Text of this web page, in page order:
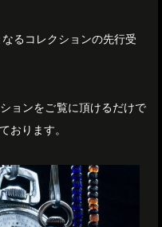
るコレクションの先行受
ョンをご覧に頂けるだけで
おります。